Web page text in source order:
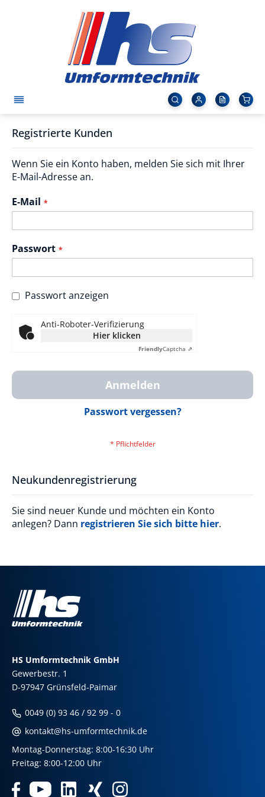
Registrierte Kunden
Wenn Sie ein Konto haben, melden Sie sich mit Ihrer
E-Mail-Adresse an.
E-Mail
Passwort
Passwort anzeigen
Anti-Roboter-Verifizierung
Hier klicken
FriendlyCaptcha ⇗
Anmelden
Passwort vergessen?
Neukundenregistrierung
Sie sind neuer Kunde und möchten ein Konto
anlegen? Dann registrieren Sie sich bitte hier.
HS Umformtechnik GmbH
Gewerbestr. 1
D-97947 Grünsfeld-Paimar
0049 (0) 93 46 / 92 99 - 0
kontakt@hs-umformtechnik.de
Montag-Donnerstag: 8:00-16:30 Uhr
Freitag: 8:00-12:00 Uhr